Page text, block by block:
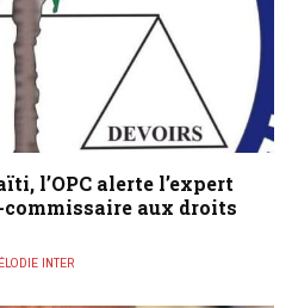
l’OPC alerte l’expert
aux droits
INTER